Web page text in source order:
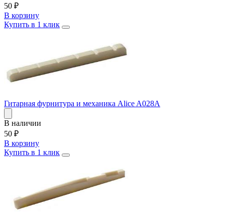
50 ₽
В корзину
Купить в 1 клик
Гитарная фурнитура и механика Alice A028A
В наличии
50 ₽
В корзину
Купить в 1 клик